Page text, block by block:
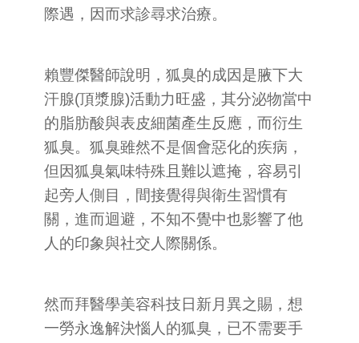
際遇，因而求診尋求治療。
賴豐傑醫師說明，狐臭的成因是腋下大
汗腺(頂漿腺)活動力旺盛，其分泌物當中
的脂肪酸與表皮細菌產生反應，而衍生
狐臭。狐臭雖然不是個會惡化的疾病，
但因狐臭氣味特殊且難以遮掩，容易引
起旁人側目，間接覺得與衛生習慣有
關，進而迴避，不知不覺中也影響了他
人的印象與社交人際關係。
然而拜醫學美容科技日新月異之賜，想
一勞永逸解決惱人的狐臭，已不需要手